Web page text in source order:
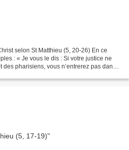
selon St Matthieu (5, 20-26) En ce
: « Je vous le dis : Si votre justice ne
pharisiens, vous n’entrerez pas dans